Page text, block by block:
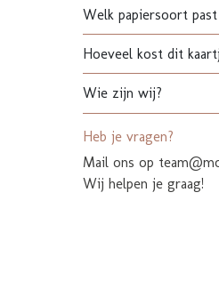
Welk papiersoort
Hoeveel kost dit
Wie zijn wij?
Heb je vragen?
Mail ons op
Wij helpen je graag!